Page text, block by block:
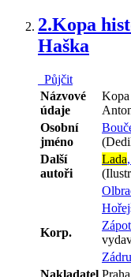
2.Kopa
Haška
Půjčit
Názvové
údaje
Kopa
Osobní
jméno
Další
autoři
Lada,
Korp.
Nakladatel